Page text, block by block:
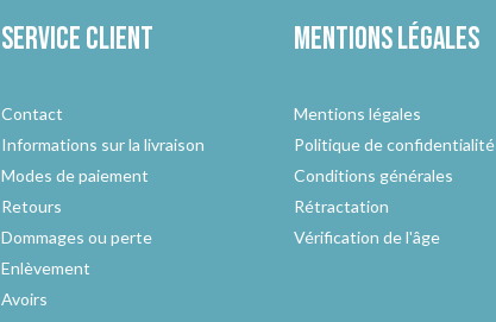
Service client
Contact
Informations sur la livraison
Modes de paiement
Retours
Dommages ou perte
Enlèvement
Avoirs
Mentions légales
Mentions légales
Politique de confidentialité
Conditions générales
Rétractation
Vérification de l'âge